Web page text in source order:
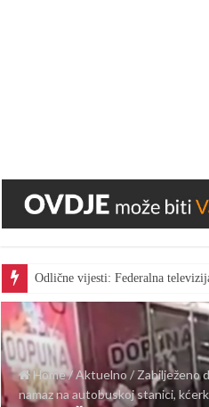
Odlične vijesti: Federalna
Home/Aktuelno/ Zabilježeno
namaz na autobuskoj stanici,